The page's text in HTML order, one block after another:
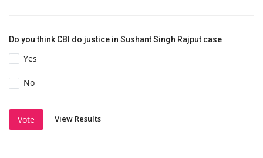
Do you think CBI do justice in Sushant Singh Rajput case
Yes
No
Vote View Results